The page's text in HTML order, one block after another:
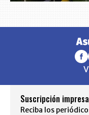
Suscripción impresa
Reciba los